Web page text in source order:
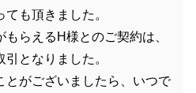
も頂きました。
らえるH様とのご契約は、
となりました。
とがございましたら、いつで